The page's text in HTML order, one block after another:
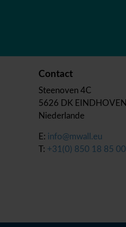
Contact
Steenoven 4C
5626 DK EINDHOVEN
Niederlande
E: info@mwall.eu
T: +31(0) 850 18 85 00